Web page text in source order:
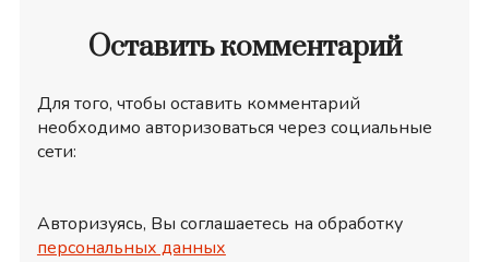
Оставить комментарий
Для того, чтобы оставить комментарий
необходимо авторизоваться через социальные
сети:
Авторизуясь, Вы соглашаетесь на обработку
персональных данных